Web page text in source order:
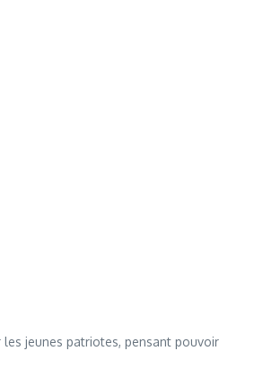
jeunes patriotes, pensant pouvoir